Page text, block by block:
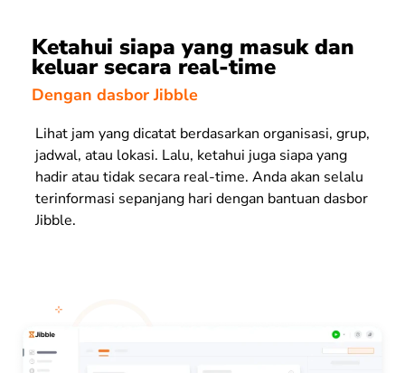
Ketahui siapa yang masuk dan
keluar secara real-time
Dengan dasbor Jibble
Lihat jam yang dicatat berdasarkan organisasi, grup,
jadwal, atau lokasi. Lalu, ketahui juga siapa yang
hadir atau tidak secara real-time. Anda akan selalu
terinformasi sepanjang hari dengan bantuan dasbor
Jibble.